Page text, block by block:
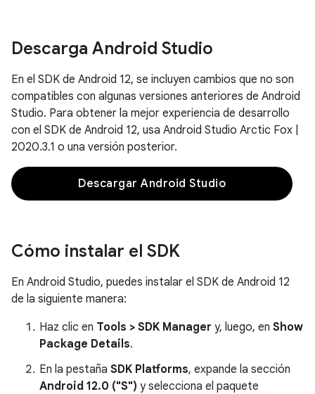
Descarga Android Studio
En el SDK de Android 12, se incluyen cambios que no son
compatibles con algunas versiones anteriores de Android
Studio. Para obtener la mejor experiencia de desarrollo
con el SDK de Android 12, usa Android Studio Arctic Fox |
2020.3.1 o una versión posterior.
Descargar Android Studio
Cómo instalar el SDK
En Android Studio, puedes instalar el SDK de Android 12
de la siguiente manera:
Haz clic en Tools > SDK Manager y, luego, en Show
Package Details.
En la pestaña SDK Platforms, expande la sección
Android 12.0 ("S") y selecciona el paquete